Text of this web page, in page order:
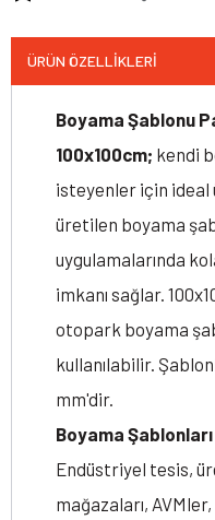
ÜRÜN ÖZELLIKLERI
Boyama Şablonu
100x100cm; kendi
isteyenler için ideal
üretilen boyama
uygulamalarında
imkanı sağlar.
otopark boyama
kullanılabilir.
mm'dir.
Boyama
Endüstriyel tesis,
mağazaları,